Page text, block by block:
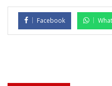
Facebook